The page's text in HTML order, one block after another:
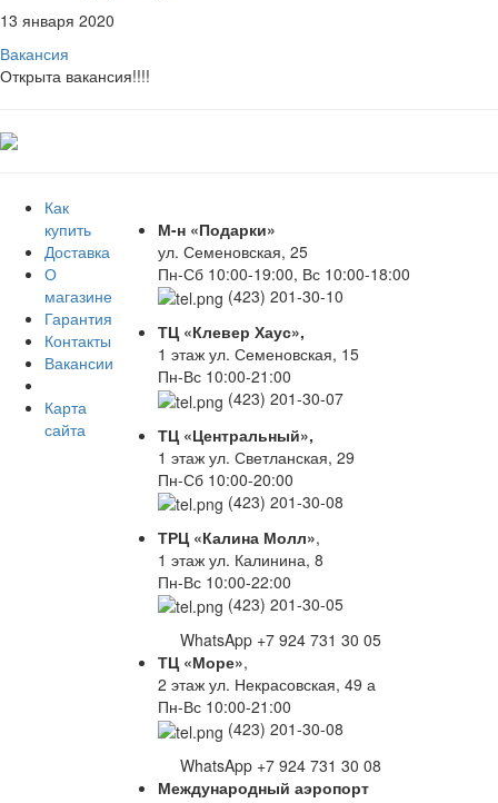
13 января 2020
Вакансия
Открыта вакансия!!!!
Как
купить
Доставка
О
магазине
Гарантия
Контакты
Вакансии
Карта
сайта
М-н «Подарки»
ул. Семеновская, 25
Пн-Сб 10:00-19:00, Вс 10:00-18:00
(423) 201-30-10
ТЦ «Клевер Хаус»,
1 этаж ул. Семеновская, 15
Пн-Вс 10:00-21:00
(423) 201-30-07
ТЦ «Центральный»,
1 этаж ул. Светланская, 29
Пн-Сб 10:00-20:00
(423) 201-30-08
ТРЦ «Калина Молл»,
1 этаж ул. Калинина, 8
Пн-Вс 10:00-22:00
(423) 201-30-05
WhatsApp +7 924 731 30 05
ТЦ «Море»,
2 этаж ул. Некрасовская, 49 а
Пн-Вс 10:00-21:00
(423) 201-30-08
WhatsApp +7 924 731 30 08
Международный аэропорт